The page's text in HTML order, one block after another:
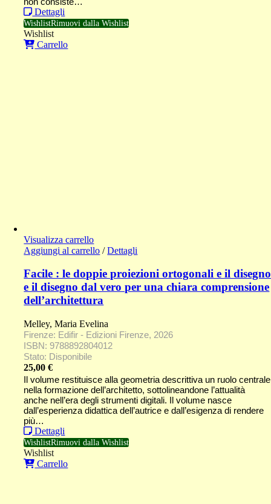
Dettagli
WishlistRimuovi dalla Wishlist
Wishlist
Carrello
Visualizza carrello
Aggiungi al carrello / Dettagli
Facile : le doppie proiezioni ortogonali e il disegno
e il disegno dal vero per una chiara comprensione
dell’architettura
Melley, Maria Evelina
Firenze: Edifir - Edizioni Firenze, 2026
ISBN: 9788892804012
Stato: Disponibile
25,00€
Il volume restituisce alla geometria descrittiva un ruolo centrale
nella formazione dell’architetto, sottolineandone l’attualità
anche nell’era degli strumenti digitali. Il volume nasce
dall’esperienza didattica dell’autrice e dall’esigenza di rendere
più…
Dettagli
WishlistRimuovi dalla Wishlist
Wishlist
Carrello